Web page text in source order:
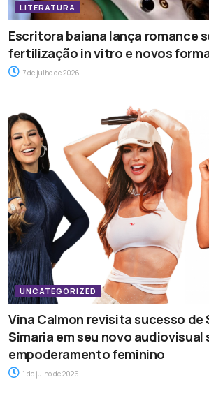
LITERATURA
Escritora baiana lança romance
fertilização in vitro e novos
7 de julho de 2026
UNCATEGORIZED
Vina Calmon revisita sucesso de
Simaria em seu novo audiovisual
empoderamento feminino
1 de julho de 2026